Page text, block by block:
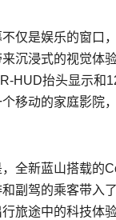
仅是娱乐的窗口
沉浸式的视觉体
HUD抬头显示和
移动的家庭影院
全新蓝山搭载的
副驾的乘客带入
旅途中的科技体